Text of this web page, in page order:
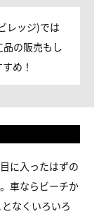
レッジ)では
の販売もし
め！
に入ったはずの
車ならビーチか
なくいろいろ